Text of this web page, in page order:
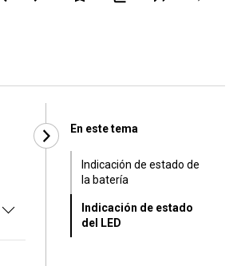
En este tema
Indicación de estado de
la batería
Indicación de estado
del LED